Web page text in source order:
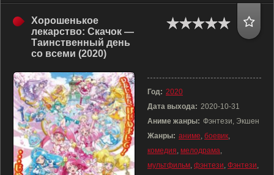
Хорошенькое
лекарство: Скачок —
Таинственный день
со всеми (2020)
Год: 2020
Дата выхода: 2020-10-31
Аниме жанры: Фэнтези, Экшен
Жанры: аниме, боевик,
комедия, мелодрама,
мультфильм, фэнтези, Фэнтези,